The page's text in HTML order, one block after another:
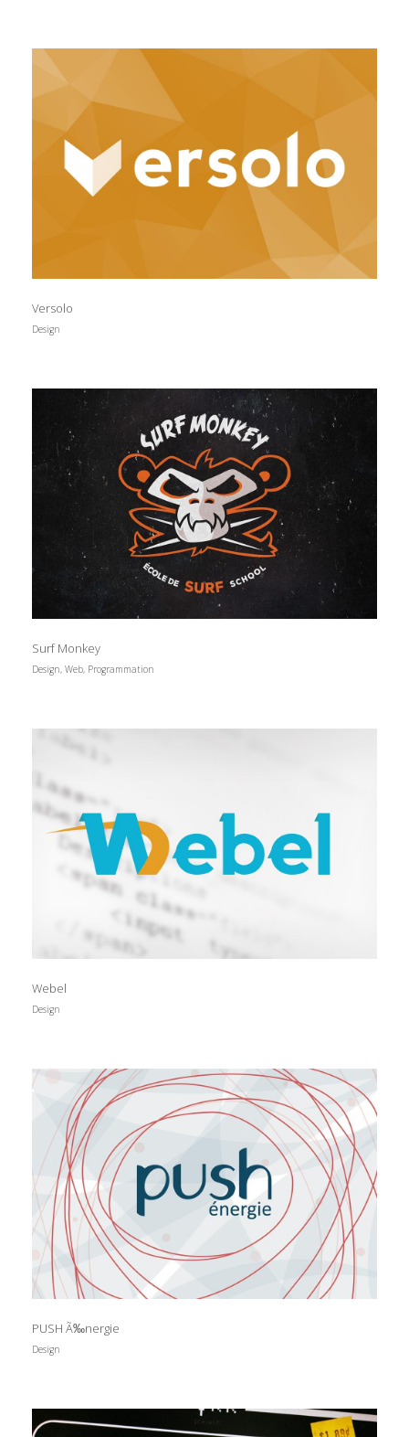
Versolo
Design
Surf Monkey
Design, Web, Programmation
Webel
Design
PUSH Ã‰nergie
Design